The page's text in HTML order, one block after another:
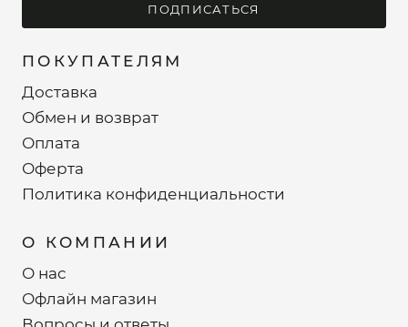
ПОКУПАТЕЛЯМ
Доставка
Обмен и возврат
Оплата
Оферта
Политика конфиденциальности
О КОМПАНИИ
О нас
Офлайн магазин
ПОДПИСАТЬСЯ